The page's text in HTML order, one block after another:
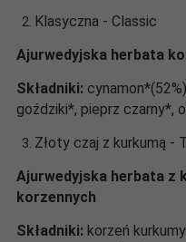
Klasyczna - Classic
Ajurwedyjska herbata
Składniki:
goździki*, pieprz czarny*,
Złoty czaj z kurkumą -
Ajurwedyjska herbata z
korzennych
Składniki: korzeń